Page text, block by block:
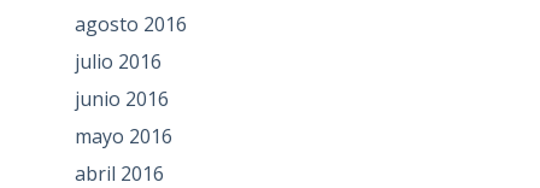
agosto 2016
julio 2016
junio 2016
mayo 2016
abril 2016